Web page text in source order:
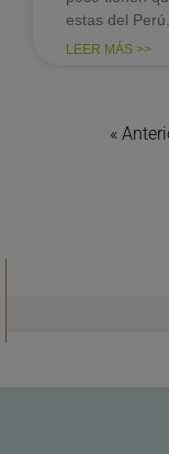
estas del
LEER MÁS >>
«